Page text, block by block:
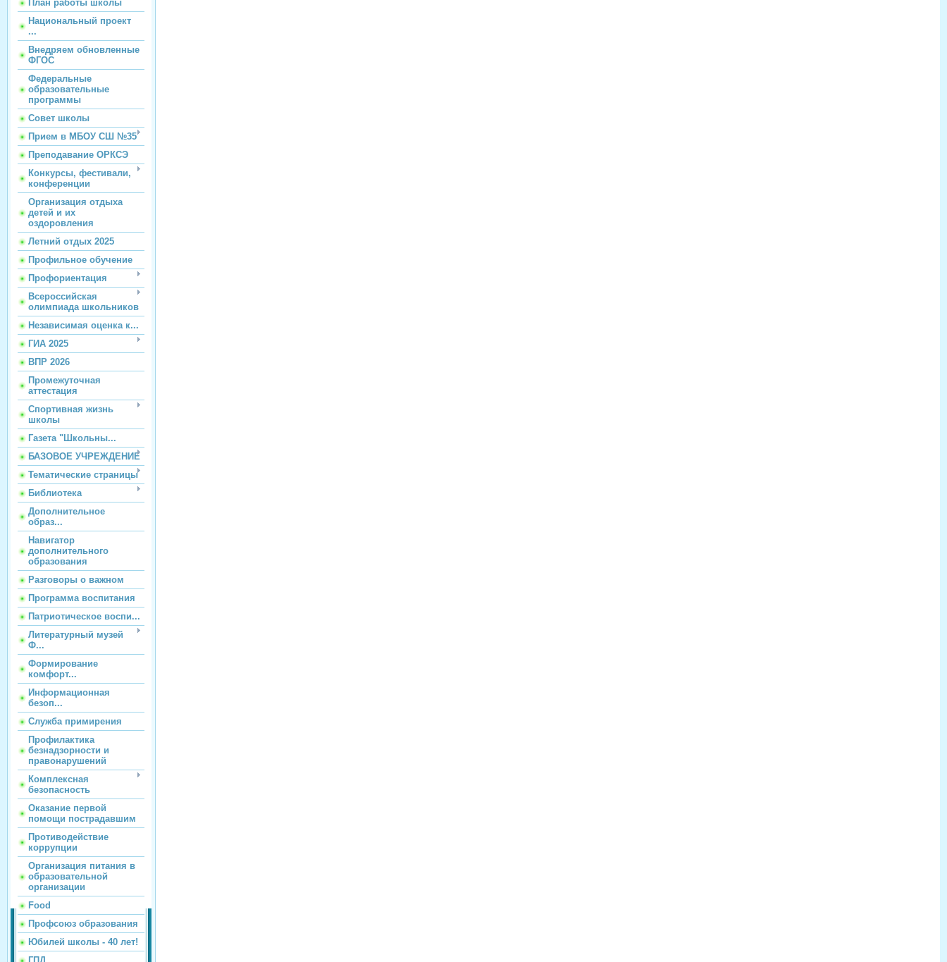
План работы школы
Национальный проект
...
Внедряем обновленные
ФГОС
Федеральные
образовательные
программы
Совет школы
Прием в МБОУ СШ №35
Преподавание ОРКСЭ
Конкурсы, фестивали,
конференции
Организация отдыха
детей и их
оздоровления
Летний отдых 2025
Профильное обучение
Профориентация
Всероссийская
олимпиада школьников
Независимая оценка к...
ГИА 2025
ВПР 2026
Промежуточная
аттестация
Спортивная жизнь
школы
Газета "Школьны...
БАЗОВОЕ УЧРЕЖДЕНИЕ
Тематические страницы
Библиотека
Дополнительное
образ...
Навигатор
дополнительного
образования
Разговоры о важном
Программа воспитания
Патриотическое воспи...
Литературный музей
Ф...
Формирование
комфорт...
Информационная
безоп...
Служба примирения
Профилактика
безнадзорности и
правонарушений
Комплексная
безопасность
Оказание первой
помощи пострадавшим
Противодействие
коррупции
Организация питания в
образовательной
организации
Food
Профсоюз образования
Юбилей школы - 40 лет!